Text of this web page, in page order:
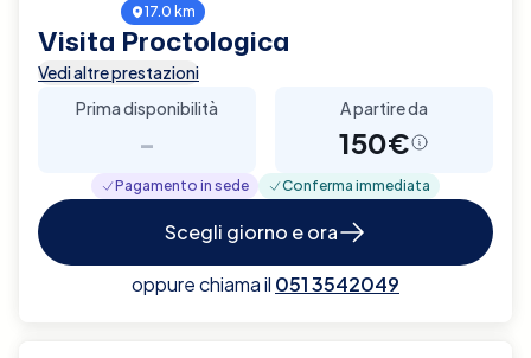
17.0 km
Visita Proctologica
Vedi altre prestazioni
Prima disponibilità
-
A partire da
150€
Pagamento in sede Conferma immediata
Scegli giorno e ora
oppure chiama il 051 3542049